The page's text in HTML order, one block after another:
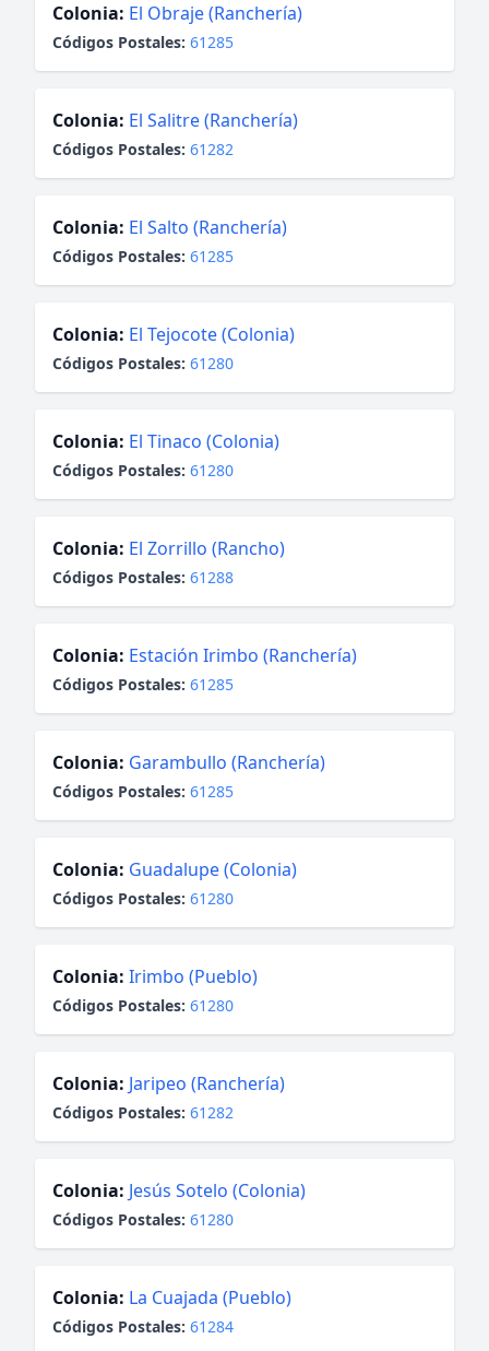
Colonia: El Obraje (Ranchería)
Códigos Postales: 61285
Colonia: El Salitre (Ranchería)
Códigos Postales: 61282
Colonia: El Salto (Ranchería)
Códigos Postales: 61285
Colonia: El Tejocote (Colonia)
Códigos Postales: 61280
Colonia: El Tinaco (Colonia)
Códigos Postales: 61280
Colonia: El Zorrillo (Rancho)
Códigos Postales: 61288
Colonia: Estación Irimbo (Ranchería)
Códigos Postales: 61285
Colonia: Garambullo (Ranchería)
Códigos Postales: 61285
Colonia: Guadalupe (Colonia)
Códigos Postales: 61280
Colonia: Irimbo (Pueblo)
Códigos Postales: 61280
Colonia: Jaripeo (Ranchería)
Códigos Postales: 61282
Colonia: Jesús Sotelo (Colonia)
Códigos Postales: 61280
Colonia: La Cuajada (Pueblo)
Códigos Postales: 61284